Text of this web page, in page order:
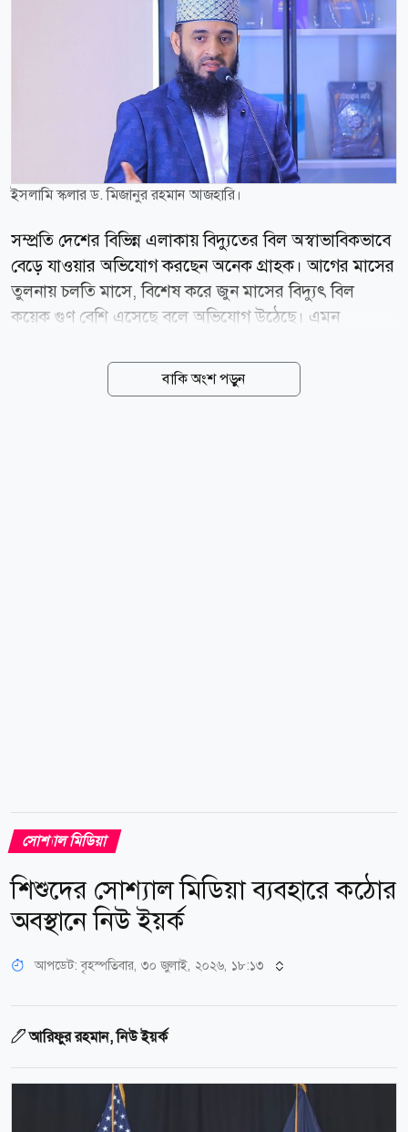
ইসলামি স্কলার ড. মিজানুর রহমান আজহারি।
সম্প্রতি দেশের বিভিন্ন এলাকায় বিদ্যুতের বিল অস্বাভাবিকভাবে
বেড়ে যাওয়ার অভিযোগ করছেন অনেক গ্রাহক। আগের মাসের
তুলনায় চলতি মাসে, বিশেষ করে জুন মাসের বিদ্যুৎ বিল
কয়েক গুণ বেশি এসেছে বলে অভিযোগ উঠেছে। এমন
বিশ্বনন্দিত ইসলামি স্কলার ড. মিজানুর রহমান আজহারি। আজ
মঙ্গলবার (৪ আগস্ট) বেলা ৩টার দিকে দেওয়া ওই স্ট্যাটাসে
বাকি অংশ পড়ুন
সোশ্যাল মিডিয়া
শিশুদের সোশ্যাল মিডিয়া ব্যবহারে কঠোর
অবস্থানে নিউ ইয়র্ক
আপডেট: বৃহস্পতিবার, ৩০ জুলাই, ২০২৬, ১৮:১৩
আরিফুর রহমান, নিউ ইয়র্ক